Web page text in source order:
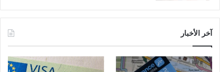
آخر الأخبار